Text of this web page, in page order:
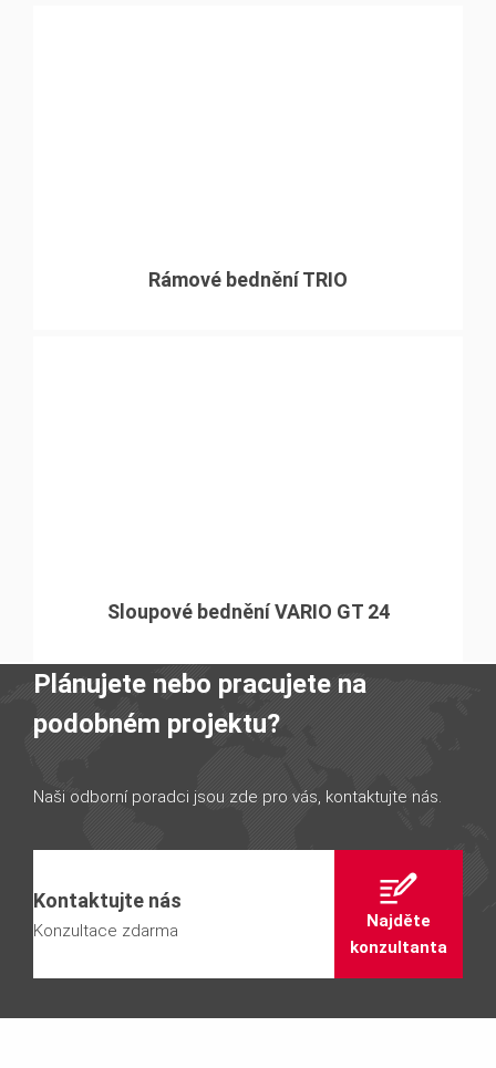
Rámové bednění TRIO
Sloupové bednění VARIO GT 24
Plánujete nebo pracujete na
podobném projektu?
Naši odborní poradci jsou zde pro vás, kontaktujte nás.
Kontaktujte nás
Konzultace zdarma
Najděte
konzultanta